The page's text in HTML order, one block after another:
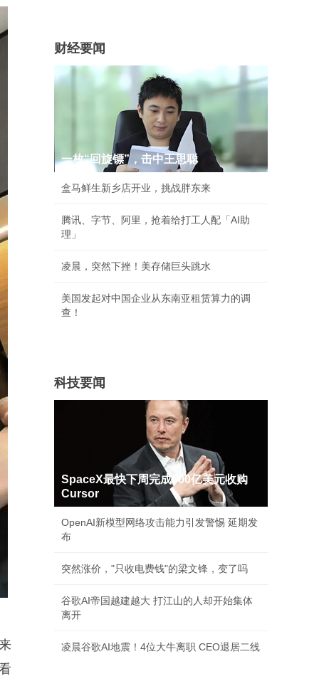
财经要闻
一枚“回旋镖”，击中王思聪
盒马鲜生新乡店开业，挑战胖东来
腾讯、字节、阿里，抢着给打工人配「AI助
理」
凌晨，突然下挫！美存储巨头跳水
美国发起对中国企业从东南亚租赁算力的调
查！
科技要闻
SpaceX最快下周完成600亿美元收购
Cursor
OpenAI新模型网络攻击能力引发警惕 延期发
布
突然涨价，"只收电费钱"的梁文锋，变了吗
谷歌AI帝国越建越大 打江山的人却开始集体
离开
凌晨谷歌AI地震！4位大牛离职 CEO退居二线